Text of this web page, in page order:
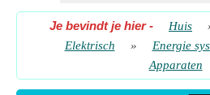
Je bevindt je hier- Huis
Elektrisch
» Energie
Apparaten